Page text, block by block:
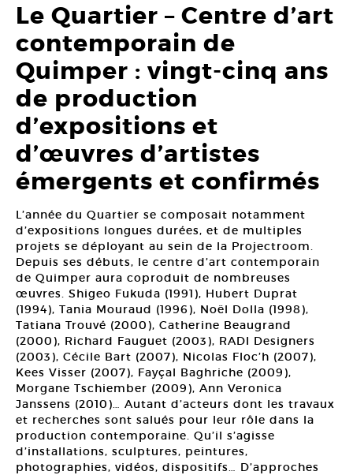
Le Quartier – Centre d’art
contemporain de
Quimper : vingt-cinq ans
de production
d’expositions et
d’œuvres d’artistes
émergents et confirmés
L’année du Quartier se composait notamment
d’expositions longues durées, et de multiples
projets se déployant au sein de la Projectroom.
Depuis ses débuts, le centre d’art contemporain
de Quimper aura coproduit de nombreuses
œuvres. Shigeo Fukuda (1991), Hubert Duprat
(1994), Tania Mouraud (1996), Noël Dolla (1998),
Tatiana Trouvé (2000), Catherine Beaugrand
(2000), Richard Fauguet (2003), RADI Designers
(2003), Cécile Bart (2007), Nicolas Floc’h (2007),
Kees Visser (2007), Fayçal Baghriche (2009),
Morgane Tschiember (2009), Ann Veronica
Janssens (2010)… Autant d’acteurs dont les travaux
et recherches sont salués pour leur rôle dans la
production contemporaine. Qu’il s’agisse
d’installations, sculptures, peintures,
photographies, vidéos, dispositifs… D’approches